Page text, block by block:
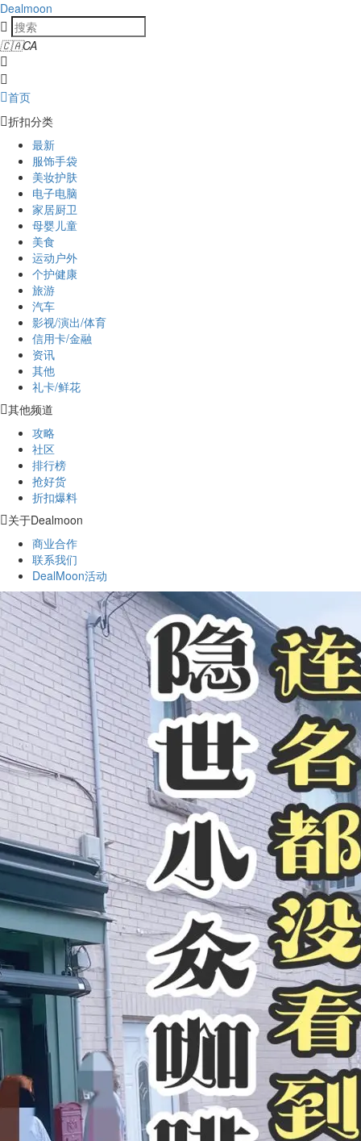
Dealmoon
🇨🇦CA
首页
折扣分类
最新
服饰手袋
美妆护肤
电子电脑
家居厨卫
母婴儿童
美食
运动户外
个护健康
旅游
汽车
影视/演出/体育
信用卡/金融
资讯
其他
礼卡/鲜花
其他频道
攻略
社区
排行榜
抢好货
折扣爆料
关于Dealmoon
商业合作
联系我们
DealMoon活动